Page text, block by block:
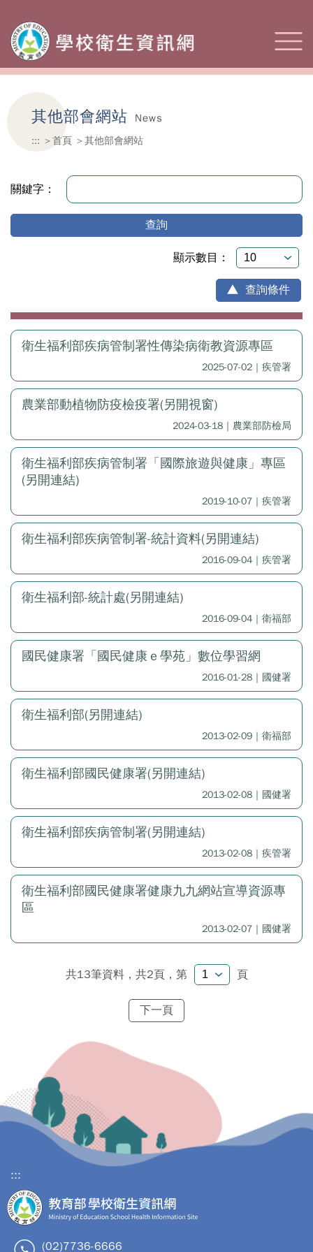
其他部會網站
News
:::
首頁 其他部會網站
關鍵字：
查詢
顯示數目：
查詢條件
衛生福利部疾病管制署性傳染病衛教資源專區
2025-07-02｜疾管署
農業部動植物防疫檢疫署(另開視窗)
2024-03-18｜農業部防檢局
衛生福利部疾病管制署「國際旅遊與健康」專區
(另開連結)
2019-10-07｜疾管署
衛生福利部疾病管制署-統計資料(另開連結)
2016-09-04｜疾管署
衛生福利部-統計處(另開連結)
2016-09-04｜衛福部
國民健康署「國民健康ｅ學苑」數位學習網
2016-01-28｜國健署
衛生福利部(另開連結)
2013-02-09｜衛福部
衛生福利部國民健康署(另開連結)
2013-02-08｜國健署
衛生福利部疾病管制署(另開連結)
2013-02-08｜疾管署
衛生福利部國民健康署健康九九網站宣導資源專
區
2013-02-07｜國健署
共13筆資料，共2頁， 第 頁
下一頁
:::
(02)7736-6666